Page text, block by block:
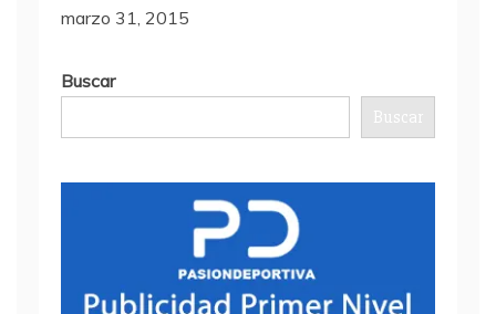
marzo 31, 2015
Buscar
Buscar